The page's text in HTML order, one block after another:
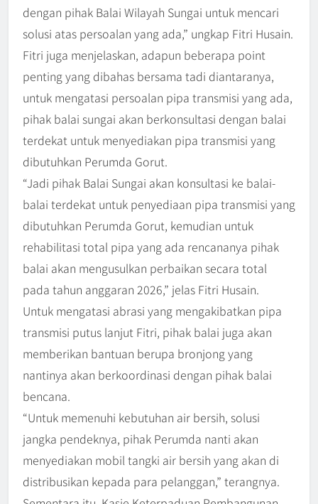
dengan pihak Balai Wilayah Sungai untuk mencari
solusi atas persoalan yang ada,” ungkap Fitri Husain.
Fitri juga menjelaskan, adapun beberapa point
penting yang dibahas bersama tadi diantaranya,
untuk mengatasi persoalan pipa transmisi yang ada,
pihak balai sungai akan berkonsultasi dengan balai
terdekat untuk menyediakan pipa transmisi yang
dibutuhkan Perumda Gorut.
“Jadi pihak Balai Sungai akan konsultasi ke balai-
balai terdekat untuk penyediaan pipa transmisi yang
dibutuhkan Perumda Gorut, kemudian untuk
rehabilitasi total pipa yang ada rencananya pihak
balai akan mengusulkan perbaikan secara total
pada tahun anggaran 2026,” jelas Fitri Husain.
Untuk mengatasi abrasi yang mengakibatkan pipa
transmisi putus lanjut Fitri, pihak balai juga akan
memberikan bantuan berupa bronjong yang
nantinya akan berkoordinasi dengan pihak balai
bencana.
“Untuk memenuhi kebutuhan air bersih, solusi
jangka pendeknya, pihak Perumda nanti akan
menyediakan mobil tangki air bersih yang akan di
distribusikan kepada para pelanggan,” terangnya.